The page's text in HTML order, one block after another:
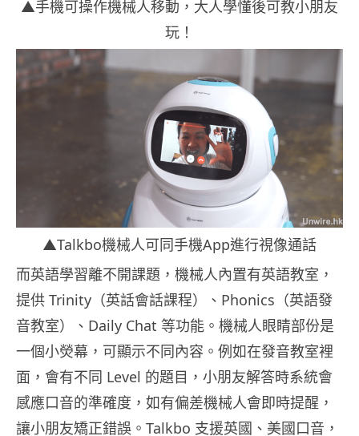
▲手機可操作機械人移動，大人學懂後可教小朋友
玩！
▲Talkbo機械人可同手機App進行視像通話
而英語學習離不開課題，機械人內置有英語教室，
提供 Trinity（英話會話課程）、Phonics（英語發
音教室）、Daily Chat 等功能。機械人眼睛部份是
一個小熒幕，可顯示不同內容。例如在發音教室裡
面，會有不同 Level 的題目，小朋友解答時系統會
感應口音的準確度，如有偏差機械人會即時提醒，
讓小朋友矯正錯誤。Talkbo 支援英國、美國口音，